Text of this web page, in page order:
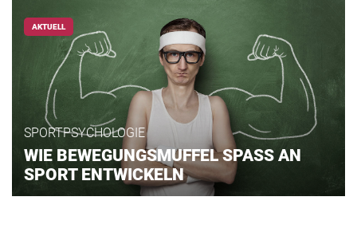
AKTUELL
SPORTPSYCHOLOGIE
WIE BEWEGUNGSMUFFEL SPASS AN
SPORT ENTWICKELN